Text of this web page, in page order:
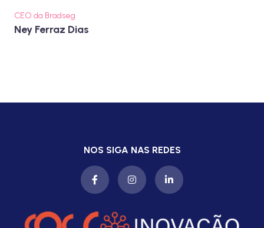
CEO da Bradseg
Ney Ferraz Dias
NOS SIGA NAS REDES